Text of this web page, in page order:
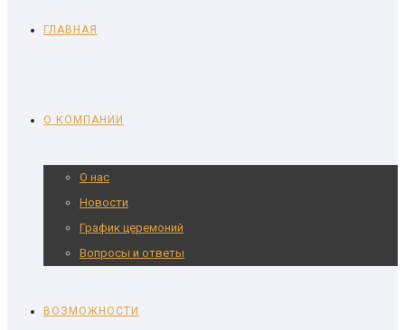
ГЛАВНАЯ
О КОМПАНИИ
О нас
Новости
График церемоний
Вопросы и ответы
ВОЗМОЖНОСТИ